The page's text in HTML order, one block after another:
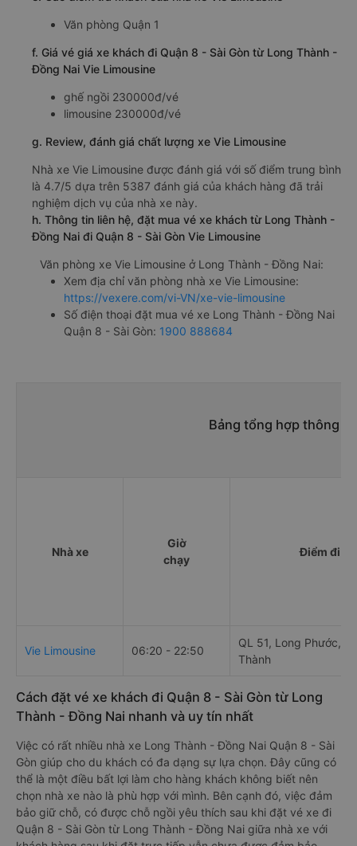
Văn phòng Quận 1
f. Giá vé giá xe khách đi Quận 8 - Sài Gòn từ Long Thành -
Đồng Nai Vie Limousine
ghế ngồi 230000đ/vé
limousine 230000đ/vé
g. Review, đánh giá chất lượng xe Vie Limousine
Nhà xe Vie Limousine được đánh giá với số điểm trung bình
là 4.7/5 dựa trên 5387 đánh giá của khách hàng đã trải
nghiệm dịch vụ của nhà xe này.
h. Thông tin liên hệ, đặt mua vé xe khách từ Long Thành -
Đồng Nai đi Quận 8 - Sài Gòn Vie Limousine
Văn phòng xe Vie Limousine ở Long Thành - Đồng Nai:
Xem địa chỉ văn phòng nhà xe Vie Limousine:
https://vexere.com/vi-VN/xe-vie-limousine
Số điện thoại đặt mua vé xe Long Thành - Đồng Nai
Quận 8 - Sài Gòn: 1900 888684
Bảng tổng hợp thông
Nhà xe
Giờ
chạy
Điểm đi
Vie Limousine 06:20 - 22:50
QL 51, Long Phước,
Thành
Cách đặt vé xe khách đi Quận 8 - Sài Gòn từ Long
Thành - Đồng Nai nhanh và uy tín nhất
Việc có rất nhiều nhà xe Long Thành - Đồng Nai Quận 8 - Sài
Gòn giúp cho du khách có đa dạng sự lựa chọn. Đây cũng có
thể là một điều bất lợi làm cho hàng khách không biết nên
chọn nhà xe nào là phù hợp với mình. Bên cạnh đó, việc đảm
bảo giữ chỗ, có được chỗ ngồi yêu thích sau khi đặt vé xe đi
Quận 8 - Sài Gòn từ Long Thành - Đồng Nai giữa nhà xe với